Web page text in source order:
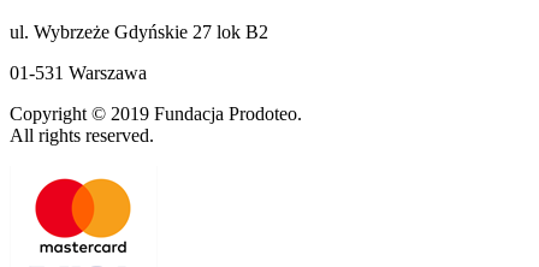
ul. Wybrzeże Gdyńskie 27 lok B2
01-531 Warszawa
Copyright © 2019 Fundacja Prodoteo.
All rights reserved.